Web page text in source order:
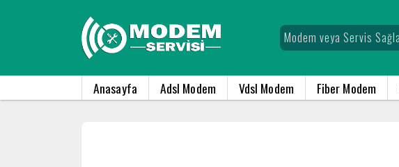
Anasayfa Adsl Modem Vdsl Modem Fiber Modem